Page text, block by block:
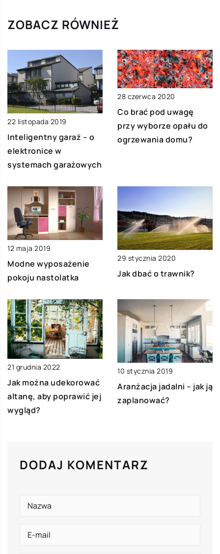
ZOBACZ RÓWNIEŻ
22 listopada 2019
Inteligentny garaż – o
elektronice w
systemach garażowych
28 czerwca 2020
Co brać pod uwagę
przy wyborze opału do
ogrzewania domu?
12 maja 2019
Modne wyposażenie
pokoju nastolatka
29 stycznia 2020
Jak dbać o trawnik?
21 grudnia 2022
Jak można udekorować
altanę, aby poprawić jej
wygląd?
10 stycznia 2019
Aranżacja jadalni – jak ją
zaplanować?
DODAJ KOMENTARZ